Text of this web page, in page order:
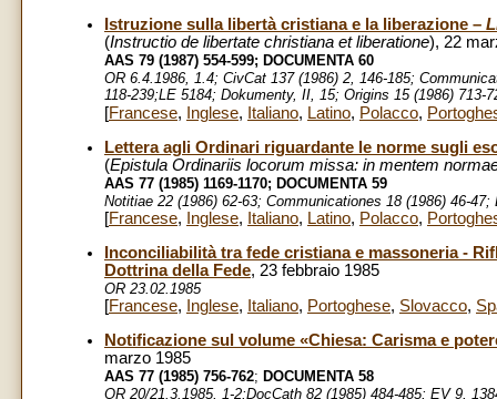
Istruzione sulla libertà cristiana e la liberazione –
(Instructio de libertate christiana et liberatione), 22
AAS 79 (1987) 554-599; DOCUMENTA 60
OR 6.4.1986, 1.4; CivCat 137 (1986) 2, 146-185;
118-239;LE 5184; Dokumenty, II, 15; Origins 15 (1986) 713-
[Francese, Inglese, Italiano, Latino, Polacco,
Lettera agli Ordinari riguardante le norme sugli
(Epistula Ordinariis locorum missa: in mentem
AAS 77 (1985) 1169-1170; DOCUMENTA 59
Notitiae 22 (1986) 62-63; Communicationes 18 (1986) 46-
[Francese, Inglese, Italiano, Latino, Polacco,
Inconciliabilità tra fede cristiana e massoneria -
Dottrina della Fede, 23 febbraio 1985
OR 23.02.1985
[Francese, Inglese, Italiano, Portoghese, Slovacco,
Notificazione sul volume «Chiesa: Carisma e
marzo 1985
AAS 77 (1985) 756-762; DOCUMENTA 58
OR 20/21.3.1985, 1-2;DocCath 82 (1985) 484-485; EV 9,